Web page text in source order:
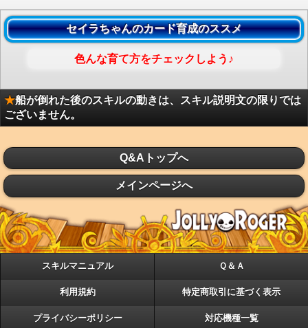
セイラちゃんのカード育成のススメ
色んな育て方をチェックしよう♪
★船が倒れた後のスキルの動きは、スキル説明文の限りでは
ございません。
Q&Aトップへ
メインページへ
スキルマニュアル Ｑ＆Ａ
利用規約 特定商取引に基づく表示
プライバシーポリシー 対応機種一覧